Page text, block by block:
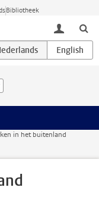
Bibliotheek
toggle
in het buitenland